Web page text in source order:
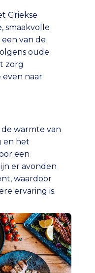
Griekse
smaakvolle
een van de
oude
zorg
even naar
warmte van
en het
een
er avonden
waardoor
ervaring is.